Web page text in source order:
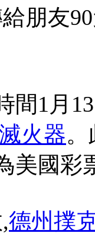
朋友
1月13
火器
美國彩
德州撲